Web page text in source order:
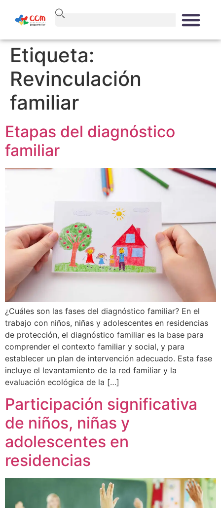
Etiqueta:
Revinculación
familiar
Etapas del diagnóstico
familiar
¿Cuáles son las fases del diagnóstico familiar? En el
trabajo con niños, niñas y adolescentes en residencias
de protección, el diagnóstico familiar es la base para
comprender el contexto familiar y social, y para
establecer un plan de intervención adecuado. Esta fase
incluye el levantamiento de la red familiar y la
evaluación ecológica de la […]
Participación significativa
de niños, niñas y
adolescentes en
residencias